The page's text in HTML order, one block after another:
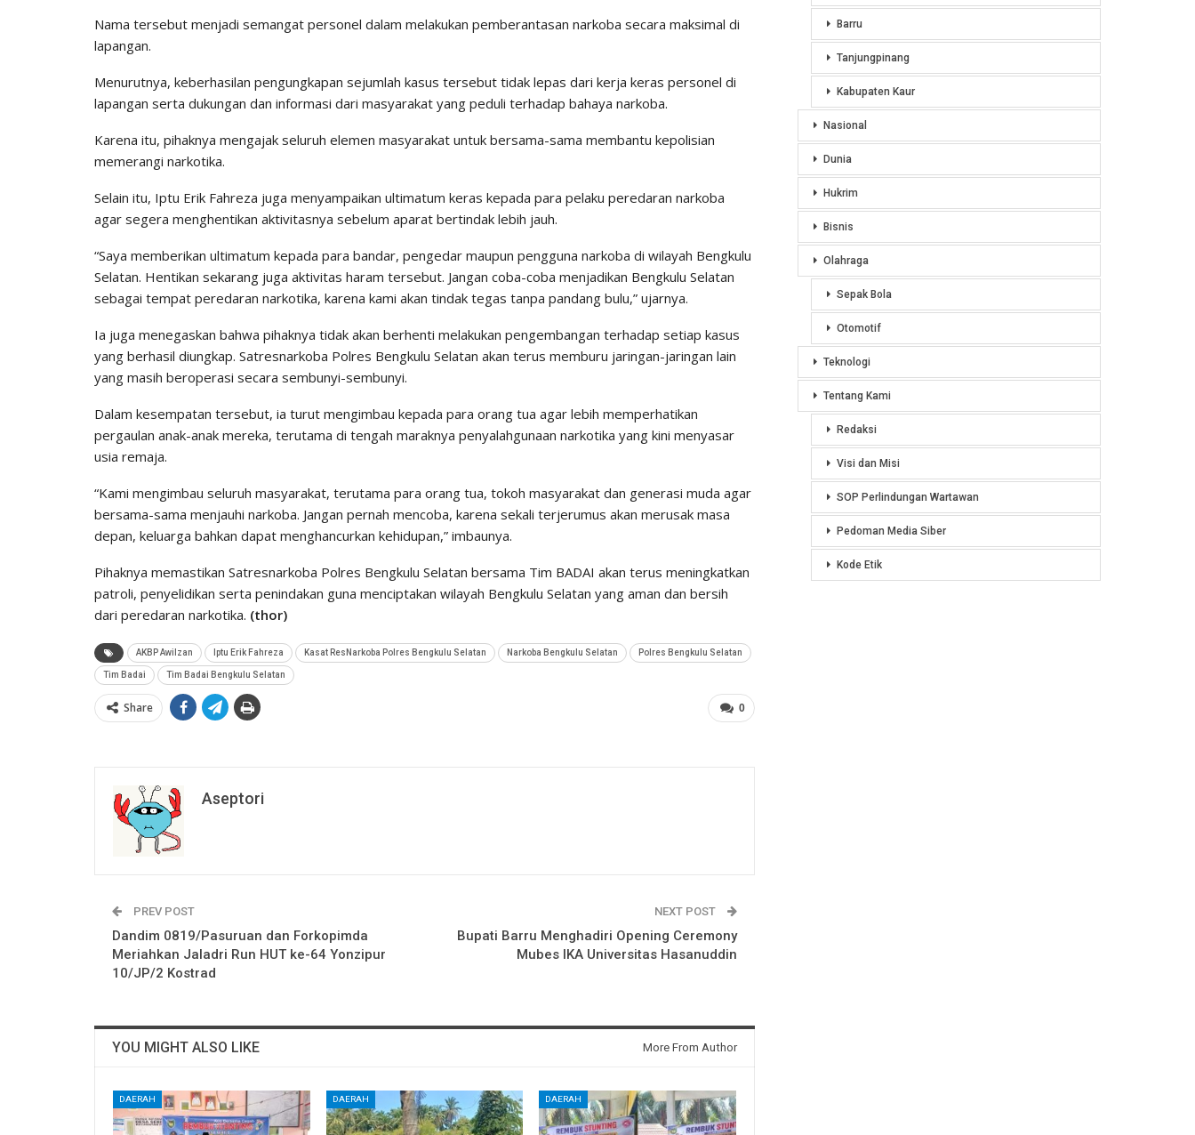
Nama tersebut menjadi semangat personel dalam melakukan pemberantasan narkoba secara maksimal di
lapangan.
Menurutnya, keberhasilan pengungkapan sejumlah kasus tersebut tidak lepas dari kerja keras personel di
lapangan serta dukungan dan informasi dari masyarakat yang peduli terhadap bahaya narkoba.
Karena itu, pihaknya mengajak seluruh elemen masyarakat untuk bersama-sama membantu kepolisian
memerangi narkotika.
Selain itu, Iptu Erik Fahreza juga menyampaikan ultimatum keras kepada para pelaku peredaran narkoba
agar segera menghentikan aktivitasnya sebelum aparat bertindak lebih jauh.
“Saya memberikan ultimatum kepada para bandar, pengedar maupun pengguna narkoba di wilayah Bengkulu
Selatan. Hentikan sekarang juga aktivitas haram tersebut. Jangan coba-coba menjadikan Bengkulu Selatan
sebagai tempat peredaran narkotika, karena kami akan tindak tegas tanpa pandang bulu,” ujarnya.
Ia juga menegaskan bahwa pihaknya tidak akan berhenti melakukan pengembangan terhadap setiap kasus
yang berhasil diungkap. Satresnarkoba Polres Bengkulu Selatan akan terus memburu jaringan-jaringan lain
yang masih beroperasi secara sembunyi-sembunyi.
Dalam kesempatan tersebut, ia turut mengimbau kepada para orang tua agar lebih memperhatikan
pergaulan anak-anak mereka, terutama di tengah maraknya penyalahgunaan narkotika yang kini menyasar
usia remaja.
“Kami mengimbau seluruh masyarakat, terutama para orang tua, tokoh masyarakat dan generasi muda agar
bersama-sama menjauhi narkoba. Jangan pernah mencoba, karena sekali terjerumus akan merusak masa
depan, keluarga bahkan dapat menghancurkan kehidupan,” imbaunya.
Pihaknya memastikan Satresnarkoba Polres Bengkulu Selatan bersama Tim BADAI akan terus meningkatkan
patroli, penyelidikan serta penindakan guna menciptakan wilayah Bengkulu Selatan yang aman dan bersih
dari peredaran narkotika. (thor)
AKBP Awilzan Iptu Erik Fahreza Kasat ResNarkoba Polres Bengkulu Selatan Narkoba Bengkulu Selatan Polres Bengkulu Selatan
Tim Badai Tim Badai Bengkulu Selatan
0
Share
Aseptori
PREV POST
Dandim 0819/Pasuruan dan Forkopimda
Meriahkan Jaladri Run HUT ke-64 Yonzipur
10/JP/2 Kostrad
NEXT POST
Bupati Barru Menghadiri Opening Ceremony
Mubes IKA Universitas Hasanuddin
YOU MIGHT ALSO LIKE More From Author
DAERAH DAERAH DAERAH
Barru
Tanjungpinang
Kabupaten Kaur
Nasional
Dunia
Hukrim
Bisnis
Olahraga
Sepak Bola
Otomotif
Teknologi
Tentang Kami
Redaksi
Visi dan Misi
SOP Perlindungan Wartawan
Pedoman Media Siber
Kode Etik